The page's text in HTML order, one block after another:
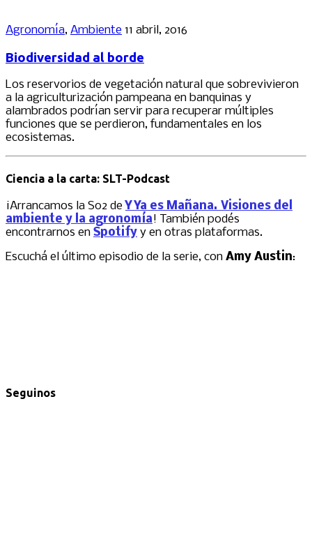
Agronomía, Ambiente 11 abril, 2016
Biodiversidad al borde
Los reservorios de vegetación natural que sobrevivieron
a la agriculturización pampeana en banquinas y
alambrados podrían servir para recuperar múltiples
funciones que se perdieron, fundamentales en los
ecosistemas.
Ciencia a la carta: SLT-Podcast
¡Arrancamos la S02 deY Ya es Mañana. Visiones del
ambiente y la agronomía! También podés
encontrarnos en Spotify y en otras plataformas.
Escuchá el último episodio de la serie, con Amy Austin:
Seguinos